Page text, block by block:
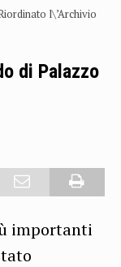
l\’Archivio
di Palazzo
importanti